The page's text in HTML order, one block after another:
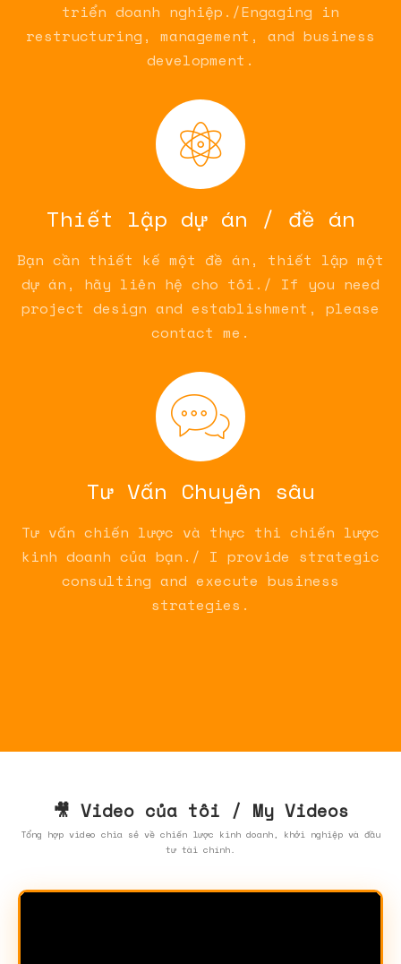
triển doanh nghiệp./Engaging in
restructuring, management, and business
development.
Thiết lập dự án / đề án
Bạn cần thiết kế một đề án, thiết lập một
dự án, hãy liên hệ cho tôi./ If you need
project design and establishment, please
contact me.
Tư Vấn Chuyên sâu
Tư vấn chiến lược và thực thi chiến lược
kinh doanh của bạn./ I provide strategic
consulting and execute business
strategies.
🎥 Video của tôi / My Videos
Tổng hợp video chia sẻ về chiến lược kinh doanh, khởi nghiệp và đầu
tư tài chính.